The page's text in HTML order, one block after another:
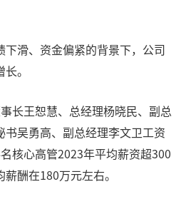
滑、资金偏紧的背景下，公司
。
长王恕慧、总经理杨晓民、副总
吴勇高、副总经理李文卫工资
核心高管2023年平均薪资超300
酬在180万元左右。